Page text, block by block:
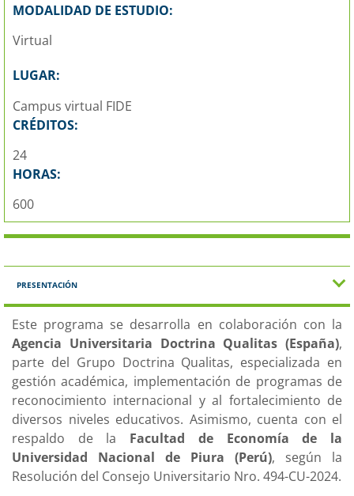
MODALIDAD DE ESTUDIO:
Virtual
LUGAR:
Campus virtual FIDE
CRÉDITOS:
24
HORAS:
600
PRESENTACIÓN
Este programa se desarrolla en colaboración con la
Agencia Universitaria Doctrina Qualitas (España),
parte del Grupo Doctrina Qualitas, especializada en
gestión académica, implementación de programas de
reconocimiento internacional y al fortalecimiento de
diversos niveles educativos. Asimismo, cuenta con el
respaldo de la Facultad de Economía de la
Universidad Nacional de Piura (Perú), según la
Resolución del Consejo Universitario Nro. 494-CU-2024.